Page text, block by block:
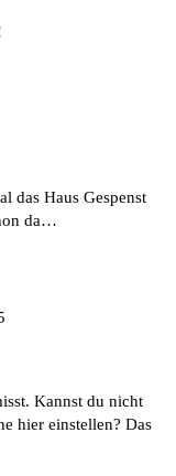
das Haus Gespenst
da…
Kannst du nicht
hier einstellen? Das